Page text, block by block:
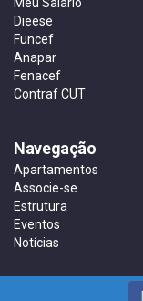
Dieese
Funcef
Anapar
Fenacef
Contraf CUT
Navegação
Apartamentos
Associe-se
Estrutura
Eventos
Notícias